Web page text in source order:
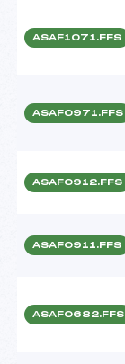
ASAF1071.FFS
ASAF0971.FFS
ASAF0912.FFS
ASAF0911.FFS
ASAF0682.FFS